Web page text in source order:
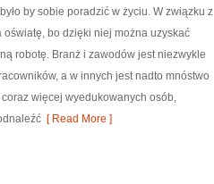
by sobie poradzić w życiu. W związku z
oświatę, bo dzięki niej można uzyskać
robotę. Branż i zawodów jest niezwykle
a w innych jest nadto mnóstwo
więcej wyedukowanych osób,
[ Read More ]